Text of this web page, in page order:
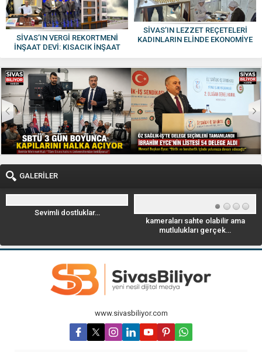
SİVAS’IN VERGİ REKORTMENİ
İNŞAAT DEVİ: KISACIK İNŞAAT
GÜVEN VE KALİTENİN ADI OLDU
SİVAS’IN LEZZET REÇETELERİ
KADINLARIN ELİNDE EKONOMİYE
GALERİLER
Sevimli dostluklar…
kameraları sahte olabilir ama
mutlulukları gerçek…
www.sivasbiliyor.com